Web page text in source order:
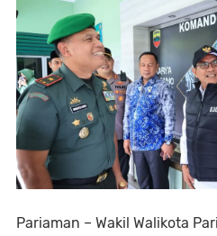
Pariaman – Wakil Walikota